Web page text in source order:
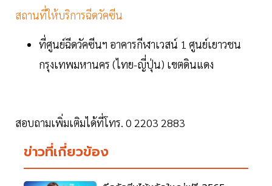
สถานที่ให้บริการฉีดวัคซีน
ที่ศูนย์ฉีดวัคซีนฯ อาคารกีฬาเวสน์ 1 ศูนย์เยาวชน
กรุงเทพมหานคร (ไทย-ญี่ปุ่น) เขตดินแดง
สอบถามเพิ่มเติมได้ที่โทร. 0 2203 2883
ข่าวที่เกี่ยวข้อง